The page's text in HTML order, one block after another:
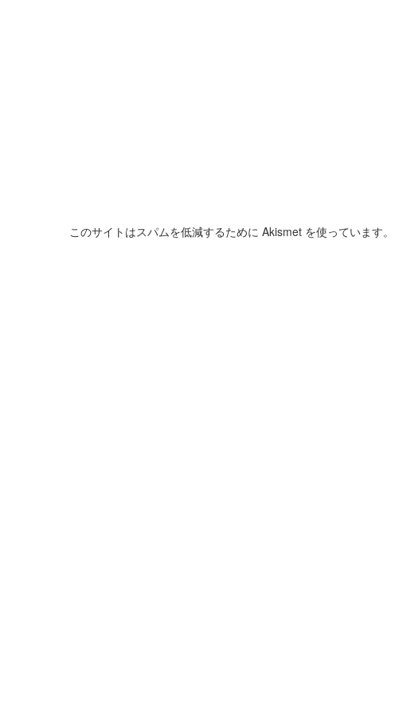
このサイトはスパムを低減するために Akismet を使っています。